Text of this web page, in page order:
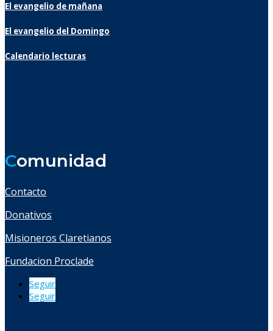
El evangelio de mañana
El evangelio del Domingo
Calendario lecturas
Comunidad
Contacto
Donativos
Misioneros Claretianos
Fundacion Proclade
Seguir
Seguir